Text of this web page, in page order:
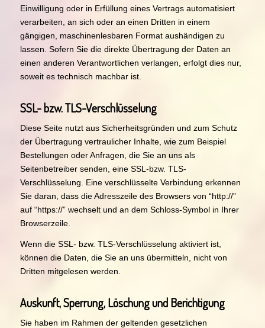
Einwilligung oder in Erfüllung eines Vertrags automatisiert
verarbeiten, an sich oder an einen Dritten in einem
gängigen, maschinenlesbaren Format aushändigen zu
lassen. Sofern Sie die direkte Übertragung der Daten an
einen anderen Verantwortlichen verlangen, erfolgt dies nur,
soweit es technisch machbar ist.
SSL- bzw. TLS-Verschlüsselung
Diese Seite nutzt aus Sicherheitsgründen und zum Schutz
der Übertragung vertraulicher Inhalte, wie zum Beispiel
Bestellungen oder Anfragen, die Sie an uns als
Seitenbetreiber senden, eine SSL-bzw. TLS-
Verschlüsselung. Eine verschlüsselte Verbindung erkennen
Sie daran, dass die Adresszeile des Browsers von “http://”
auf “https://” wechselt und an dem Schloss-Symbol in Ihrer
Browserzeile.
Wenn die SSL- bzw. TLS-Verschlüsselung aktiviert ist,
können die Daten, die Sie an uns übermitteln, nicht von
Dritten mitgelesen werden.
Auskunft, Sperrung, Löschung und Berichtigung
Sie haben im Rahmen der geltenden gesetzlichen